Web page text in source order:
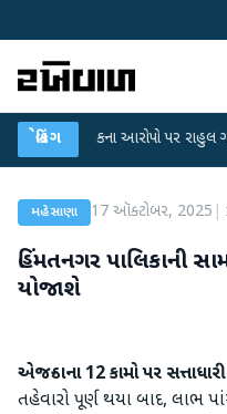
બ્રેકિંગ
લીકના આરોપો પર રાહુલ ગાંધીએ
મહેસાણા 17 ઑક્ટોબર, 2025
હિંમતનગર પાલિકાની
યોજાશે
એજન્ડાના 12 કામો પર
તહેવારો પૂર્ણ થયા બાદ, લાભ